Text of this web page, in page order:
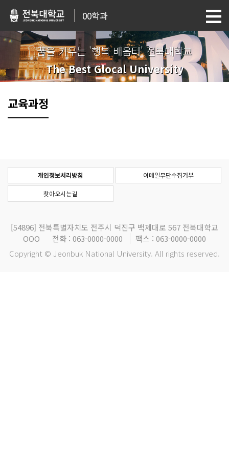
00학과
꿈을 키우는 '행복 배움터' 전북대학교
The Best Glocal University
교육과정
개인정보처리방침 이메일무단수집거부
찾아오시는길
[54896] 전북특별자치도 전주시 덕진구 백제대로 567 전북대학교
OOO
전화 : 063-0000-0000
팩스 : 063-0000-0000
Copyright © Jeonbuk National University. All rights reserved.